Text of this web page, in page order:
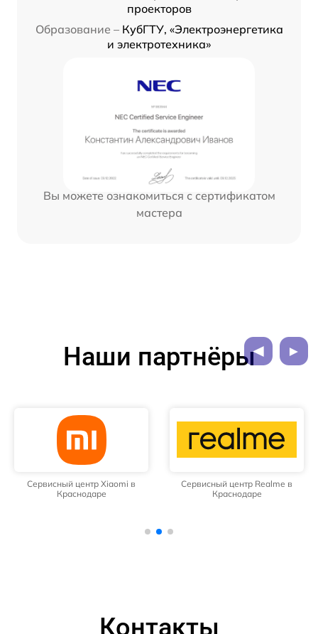
проекторов
Образование – КубГТУ, «Электроэнергетика
и электротехника»
Вы можете ознакомиться с сертификатом
мастера
Наши партнёры
Сервисный центр Xiaomi в
Краснодаре
Сервисный центр Realme в
Краснодаре
Контакты